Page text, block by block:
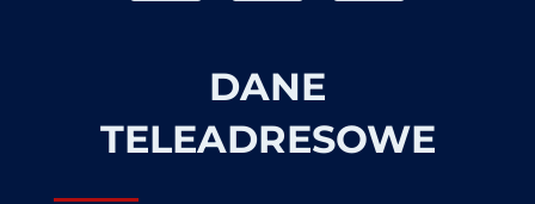
DANE
TELEADRESOWE